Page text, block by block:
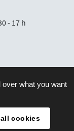
- 17 h
what you want
all cookies